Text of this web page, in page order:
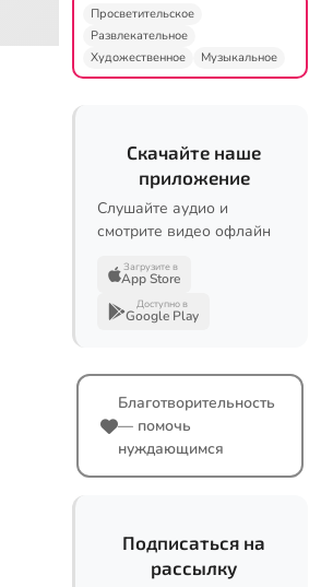
Просветительское
Развлекательное
Художественное
Музыкальное
Скачайте наше
приложение
Слушайте аудио и
смотрите видео офлайн
Загрузите в
App Store
Доступно в
Google Play
Благотворительность
— помочь
нуждающимся
Подписаться на
рассылку